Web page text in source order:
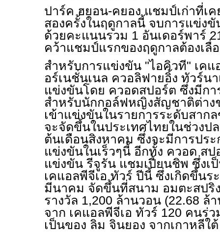
ปาร์ค ฮยอน-คยอง แชมป์เก่าที่เ
สองครั้งในฤดูกาลนี้ จบการแข่ง
ด้วยคะแนนรวม 1 อันเดอร์พาร์
คว้าแชมป์แรกของฤดูกาลต้องเลื่
สำหรับการแข่งขัน "ไอคิวที" เคแ
อร์เนชั่นเนล ควอลิฟายอิ้ง ทัวร์น
แข่งขันโดย ควอดสปอร์ต ซึ่งมีก
สำหรับนักกอล์ฟหญิงสัญชาติต่าง
เข้าแข่งขันในรายการระดับสาก
จะจัดขึ้นในประเทศไทยในช่วงป
ต้นเดือนสิงหาคม ซึ่งจะมีการปร
แข่งขันในเร็วๆนี้ อีกทั้ง ควอด สป
แข่งขัน รีจูรัน แชมเปี้ยนชิพ ซึ่งเ
เคแอลพีจีเอ ทัวร์ ปีนี้ ซึ่งเกิดขึ้นร
มีนาคม จัดขึ้นที่สนาม อมตะสปริ
รางวัล 1,200 ล้านวอน (22.68
จาก เคแอลพีจีเอ ทัวร์ 120 คนร่
เป็นของ ลิม จินยอง จากเกาหลีใ